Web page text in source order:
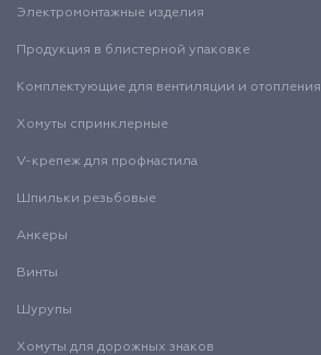
Электромонтажные изделия
Продукция в блистерной упаковке
Комплектующие для вентиляции и отопления
Хомуты спринклерные
V-крепеж для профнастила
Шпильки резьбовые
Анкеры
Винты
Шурупы
Хомуты для дорожных знаков